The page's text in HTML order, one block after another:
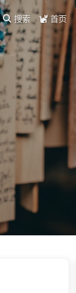
搜索 首页